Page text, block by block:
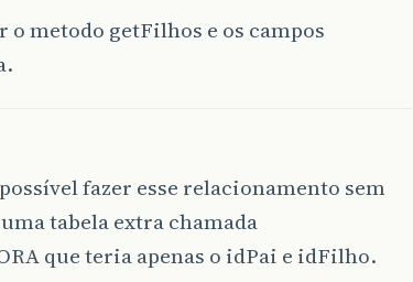
metodo getFilhos e os campos
fazer esse relacionamento sem
tabela extra chamada
que teria apenas o idPai e idFilho.